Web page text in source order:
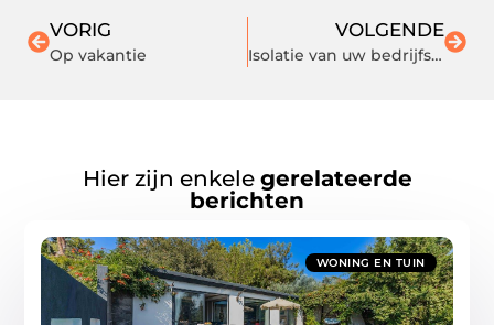
VORIG
Op vakantie
VOLGENDE
Isolatie van uw bedrijfspand met 3 dubbelglas
Hier zijn enkele gerelateerde
berichten
WONING EN TUIN